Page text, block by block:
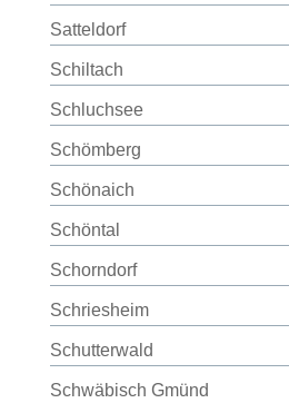
Satteldorf
Schiltach
Schluchsee
Schömberg
Schönaich
Schöntal
Schorndorf
Schriesheim
Schutterwald
Schwäbisch Gmünd